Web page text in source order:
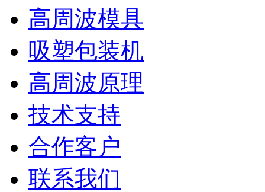
高周波模具
吸塑包装机
高周波原理
技术支持
合作客户
联系我们